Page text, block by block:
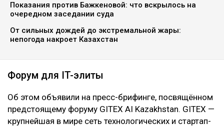
Показания против Бажкеновой: что вскрылось на
очередном заседании суда
От сильных дождей до экстремальной жары:
непогода накроет Казахстан
Форум для IT-элиты
Об этом объявили на пресс-брифинге, посвящённом
предстоящему форуму GITEX AI Kazakhstan. GITEX —
крупнейшая в мире сеть технологических и стартап-